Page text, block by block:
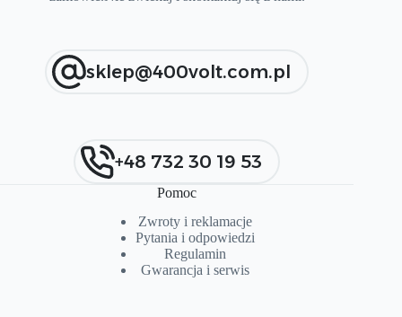
sklep@400volt.com.pl
+48 732 30 19 53
Pomoc
Zwroty i reklamacje
Pytania i odpowiedzi
Regulamin
Gwarancja i serwis